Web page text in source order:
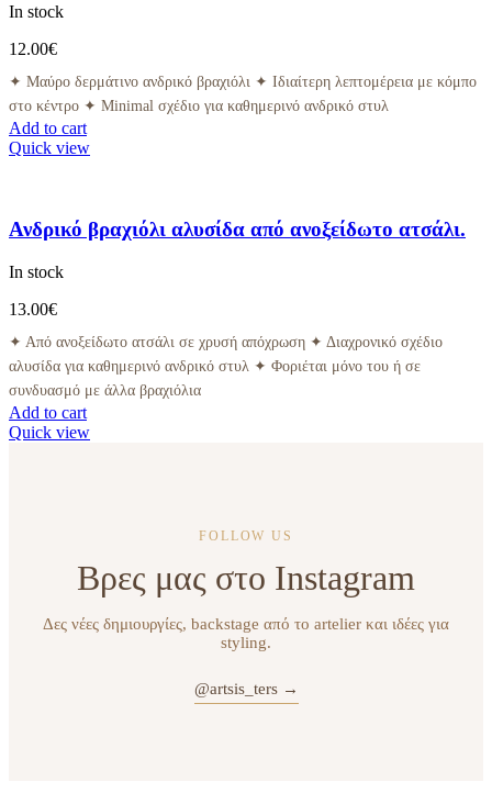
In stock
12.00€
✦ Μαύρο δερμάτινο ανδρικό βραχιόλι ✦ Ιδιαίτερη λεπτομέρεια με κόμπο
στο κέντρο ✦ Minimal σχέδιο για καθημερινό ανδρικό στυλ
Add to cart
Quick view
Ανδρικό βραχιόλι αλυσίδα από ανοξείδωτο ατσάλι.
In stock
13.00€
✦ Από ανοξείδωτο ατσάλι σε χρυσή απόχρωση ✦ Διαχρονικό σχέδιο
αλυσίδα για καθημερινό ανδρικό στυλ ✦ Φοριέται μόνο του ή σε
συνδυασμό με άλλα βραχιόλια
Add to cart
Quick view
FOLLOW US
Βρες μας στο Instagram
Δες νέες δημιουργίες, backstage από το artelier και ιδέες για
styling.
@artsis_ters →